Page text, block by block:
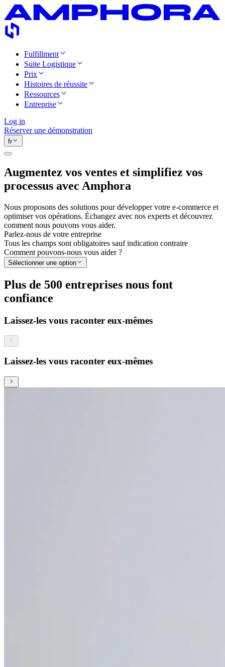
Fulfillment
Suite Logistique
Prix
Histoires de réussite
Ressources
Entreprise
Log in
Réserver une démonstration
fr
Augmentez vos ventes et simplifiez vos
processus avec Amphora
Nous proposons des solutions pour développer votre e-commerce et
optimiser vos opérations. Échangez avec nos experts et découvrez
comment nous pouvons vous aider.
Parlez-nous de votre entreprise
Tous les champs sont obligatoires sauf indication contraire
Comment pouvons-nous vous aider ?
Sélectionner une option
Plus de 500 entreprises nous font
confiance
Laissez-les vous raconter eux-mêmes
Laissez-les vous raconter eux-mêmes